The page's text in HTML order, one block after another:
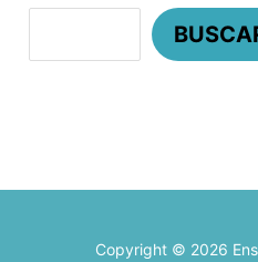
Copyright © 2026